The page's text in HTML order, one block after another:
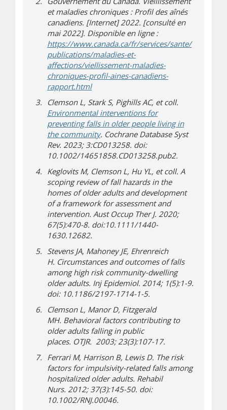
et maladies chroniques : Profil des aînés
canadiens. [Internet] 2022. [consulté en
mai 2022]. Disponible en ligne :
https://www.canada.ca/fr/services/sante/
publications/maladies-et-
affections/viellissement-maladies-
chroniques-profil-aines-canadiens-
rapport.html(s’ouvre dans une nouvelle fenêtre)
(s’ouvre sur un autre site)
Clemson L, Stark S, Pighills AC, et coll.
Environmental interventions for
preventing falls in older people living in
the community(s’ouvre sur un autre site)
. Cochrane Database Syst
Rev. 2023; 3:CD013258. doi:
10.1002/14651858.CD013258.pub2.
Keglovits M, Clemson L, Hu YL, et coll. A
scoping review of fall hazards in the
homes of older adults and development
of a framework for assessment and
intervention. Aust Occup Ther J. 2020;
67(5):470-8. doi:10.1111/1440-
1630.12682.
Stevens JA, Mahoney JE, Ehrenreich
H. Circumstances and outcomes of falls
among high risk community-dwelling
older adults. Inj Epidemiol. 2014; 1(5):1-9.
doi: 10.1186/2197-1714-1-5.
Clemson L, Manor D, Fitzgerald
MH. Behavioral factors contributing to
older adults falling in public
places. OTJR. 2003; 23(3):107-17.
Ferrari M, Harrison B, Lewis D. The risk
factors for impulsivity-related falls among
hospitalized older adults. Rehabil
Nurs. 2012; 37(3):145-50. doi:
10.1002/RNJ.00046.